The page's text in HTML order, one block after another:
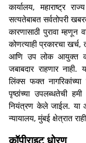
कार्यालय, महाराष्ट्र
सत्यतेबाबत सर्वतोपरी
कारणासाठी पुरावा
कोणत्याही प्रकारचा खर्च,
आणि उप लोक आयुक्त
जबाबदार राहणार
लिंक्स फक्त
पृष्ठांच्या उपलब्धतेची
नियंत्रण केले जाईल. या
न्यायालय, मुंबई क्षेत्रात
कॉपीराइट धोरण